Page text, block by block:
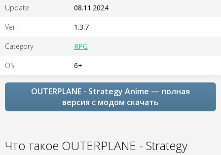
Update 08.11.2024
Ver. 1.3.7
Category RPG
OS 6+
OUTERPLANE - Strategy Anime — полная
версия с модом скачать
Что такое OUTERPLANE - Strategy